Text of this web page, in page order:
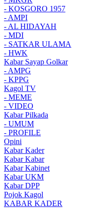
- KOSGORO 1957
- AMPI
- AL HIDAYAH
- MDI
- SATKAR ULAMA
- HWK
Kabar Sayap Golkar
- AMPG
- KPPG
Kagol TV
- MEME
- VIDEO
Kabar Pilkada
- UMUM
- PROFILE
Opini
Kabar Kader
Kabar Kabar
Kabar Kabinet
Kabar UKM
Kabar DPP
Pojok Kagol
KABAR KADER